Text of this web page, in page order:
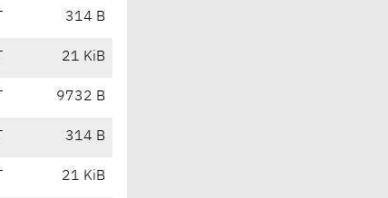
314 B
21 KiB
9732 B
314 B
21 KiB